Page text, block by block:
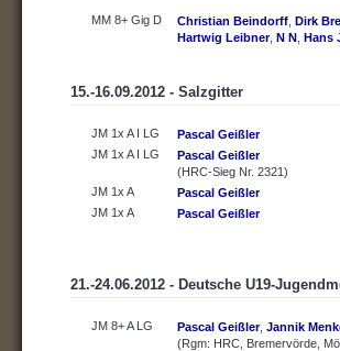
MM 8+ Gig D Christian Beindorff Dirk
Hartwig Leibner, N N Hans
15.-16.09.2012 - Salzgitter
JM 1x A I LG
Pascal Geißler
JM 1x A I LG
Pascal Geißler
(HRC-Sieg Nr. 2321)
JM 1x A
Pascal Geißler
JM 1x A
Pascal Geißler
21.-24.06.2012 - Deutsche U19-
JM 8+ A LG Pascal Geißler, Jannik
(Rgm: HRC, Bremervörde,